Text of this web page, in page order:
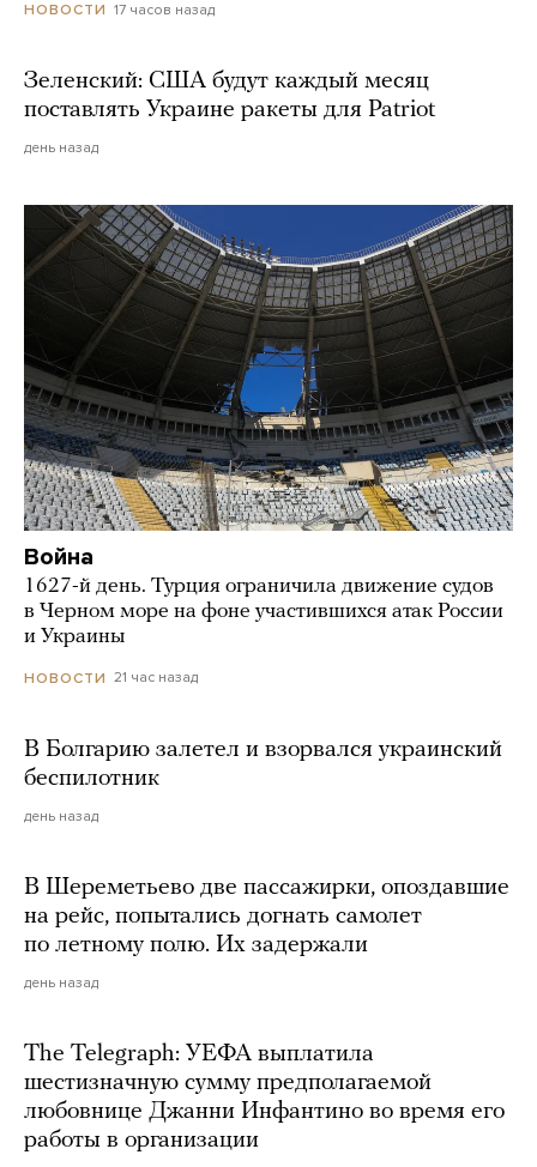
НОВОСТИ 17 часов назад
Зеленский: США будут каждый месяц
поставлять Украине ракеты для Patriot
день назад
Война
1627-й день. Турция ограничила движение судов
в Черном море на фоне участившихся атак России
и Украины
НОВОСТИ 21 час назад
В Болгарию залетел и взорвался украинский
беспилотник
день назад
В Шереметьево две пассажирки, опоздавшие
на рейс, попытались догнать самолет
по летному полю. Их задержали
день назад
The Telegraph: УЕФА выплатила
шестизначную сумму предполагаемой
любовнице Джанни Инфантино во время его
работы в организации